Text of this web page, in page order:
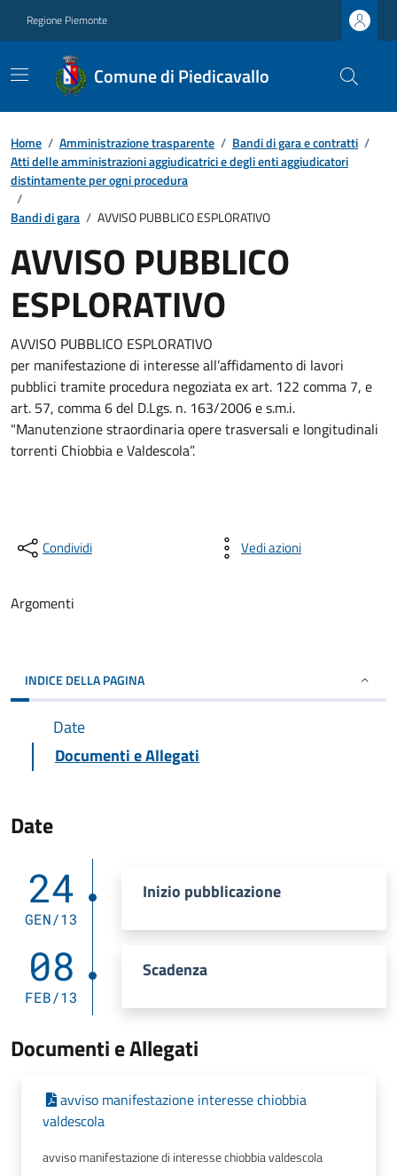
Regione Piemonte
Comune di Piedicavallo
Home / Amministrazione trasparente / Bandi di gara e contratti /
Atti delle amministrazioni aggiudicatrici e degli enti aggiudicatori
distintamente per ogni procedura
/
Bandi di gara / AVVISO PUBBLICO ESPLORATIVO
AVVISO PUBBLICO
ESPLORATIVO
AVVISO PUBBLICO ESPLORATIVO
per manifestazione di interesse all’affidamento di lavori
pubblici tramite procedura negoziata ex art. 122 comma 7, e
art. 57, comma 6 del D.Lgs. n. 163/2006 e s.m.i.
"Manutenzione straordinaria opere trasversali e longitudinali
torrenti Chiobbia e Valdescola”.
Condividi Vedi azioni
Argomenti
INDICE DELLA PAGINA
Date
Documenti e Allegati
Date
24
GEN/13
Inizio pubblicazione
08
FEB/13
Scadenza
Documenti e Allegati
avviso manifestazione interesse chiobbia
valdescola
avviso manifestazione di interesse chiobbia valdescola